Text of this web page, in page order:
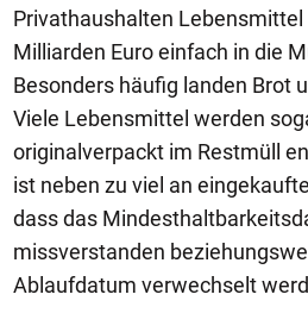
Privathaushalten Lebensmittel
Milliarden Euro einfach in die
Besonders häufig landen Brot
Viele Lebensmittel werden
originalverpackt im Restmüll
ist neben zu viel an
dass das
missverstanden
Ablaufdatum verwechselt